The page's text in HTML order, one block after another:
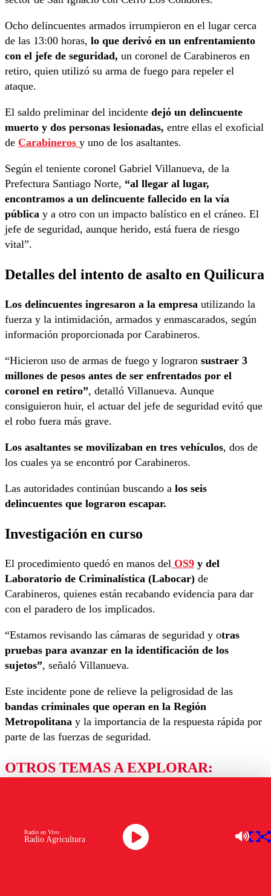
Ocho delincuentes armados irrumpieron en el lugar cerca
de las 13:00 horas, lo que derivó en un enfrentamiento
con el jefe de seguridad, un coronel de Carabineros en
retiro, quien utilizó su arma de fuego para repeler el
ataque.
El saldo preliminar del incidente dejó un delincuente
muerto y dos personas lesionadas, entre ellas el exoficial
de Carabineros y uno de los asaltantes.
Según el teniente coronel Gabriel Villanueva, de la
Prefectura Santiago Norte, “al llegar al lugar,
encontramos a un delincuente fallecido en la vía
pública y a otro con un impacto balístico en el cráneo. El
jefe de seguridad, aunque herido, está fuera de riesgo
vital”.
Detalles del intento de asalto en Quilicura
Los delincuentes ingresaron a la empresa utilizando la
fuerza y la intimidación, armados y enmascarados, según
información proporcionada por Carabineros.
“Hicieron uso de armas de fuego y lograron sustraer 3
millones de pesos antes de ser enfrentados por el
coronel en retiro”, detalló Villanueva. Aunque
consiguieron huir, el actuar del jefe de seguridad evitó que
el robo fuera más grave.
Los asaltantes se movilizaban en tres vehículos, dos de
los cuales ya se encontró por Carabineros.
Las autoridades continúan buscando a los seis
delincuentes que lograron escapar.
Investigación en curso
El procedimiento quedó en manos del OS9 y del
Laboratorio de Criminalística (Labocar) de
Carabineros, quienes están recabando evidencia para dar
con el paradero de los implicados.
“Estamos revisando las cámaras de seguridad y otras
pruebas para avanzar en la identificación de los
sujetos”, señaló Villanueva.
Este incidente pone de relieve la peligrosidad de las
bandas criminales que operan en la Región
Metropolitana y la importancia de la respuesta rápida por
parte de las fuerzas de seguridad.
OTROS TEMAS A EXPLORAR:
Ver comentarios
Radio Agricultura
Radio en Vivo